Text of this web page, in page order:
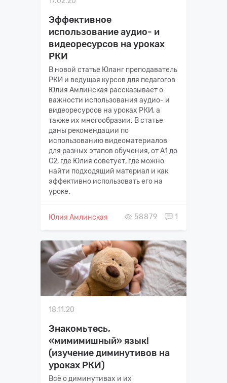
Эффективное
использование аудио- и
видеоресурсов на уроках
РКИ
В новой статье Юланг преподаватель
РКИ и ведущая курсов для педагогов
Юлия Амлинская рассказывает о
важности использования аудио- и
видеоресурсов на уроках РКИ, а
также их многообразии. В статье
даны рекомендации по
использованию видеоматериалов
для разных этапов обучения, от А1 до
С2, где Юлия советует, где можно
найти подходящий материал и как
эффективно использовать его на
уроке.
Юлия Амлинская 58879 1
18.11.20
Знакомьтесь,
«мимимишный» язык!
(изучение диминутивов на
уроках РКИ)
Всё о диминутивах и их